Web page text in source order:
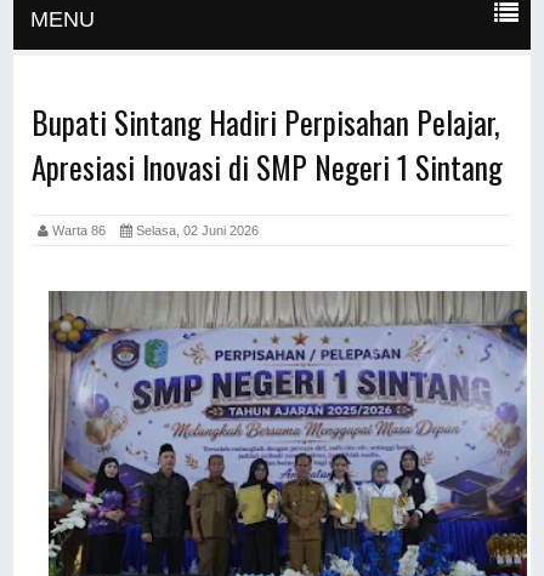
MENU
Bupati Sintang Hadiri Perpisahan Pelajar,
Apresiasi Inovasi di SMP Negeri 1 Sintang
Warta 86 Selasa, 02 Juni 2026